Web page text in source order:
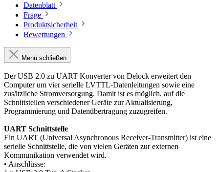
Datenblatt
Frage
Produktsicherheit
Bewertungen
Menü schließen
Der USB 2.0 zu UART Konverter von Delock erweitert den
Computer um vier serielle LVTTL-Datenleitungen sowie eine
zusätzliche Stromversorgung. Damit ist es möglich, auf die
Schnittstellen verschiedener Geräte zur Aktualisierung,
Programmierung und Datenübertragung zuzugreifen.
UART Schnittstelle
Ein UART (Universal Asynchronous Receiver‑Transmitter) ist eine
serielle Schnittstelle, die von vielen Geräten zur externen
Kommunikation verwendet wird.
• Anschlüsse: